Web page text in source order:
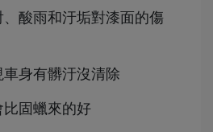
酸雨和汙垢對漆面的傷
身有髒汙沒清除
固蠟來的好